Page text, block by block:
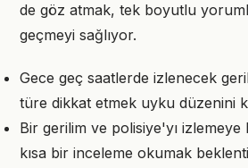
de göz atmak, tek boyutlu
geçmeyi sağlıyor.
Gece geç saatlerde izlenecek
türe dikkat etmek uyku düzenini
Bir gerilim ve polisiye'yı izlemeye
kısa bir inceleme okumak